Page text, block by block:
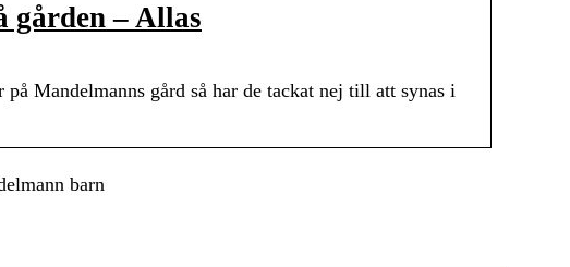
gården – Allas
Mandelmanns gård så har de tackat nej till att synas i
barn